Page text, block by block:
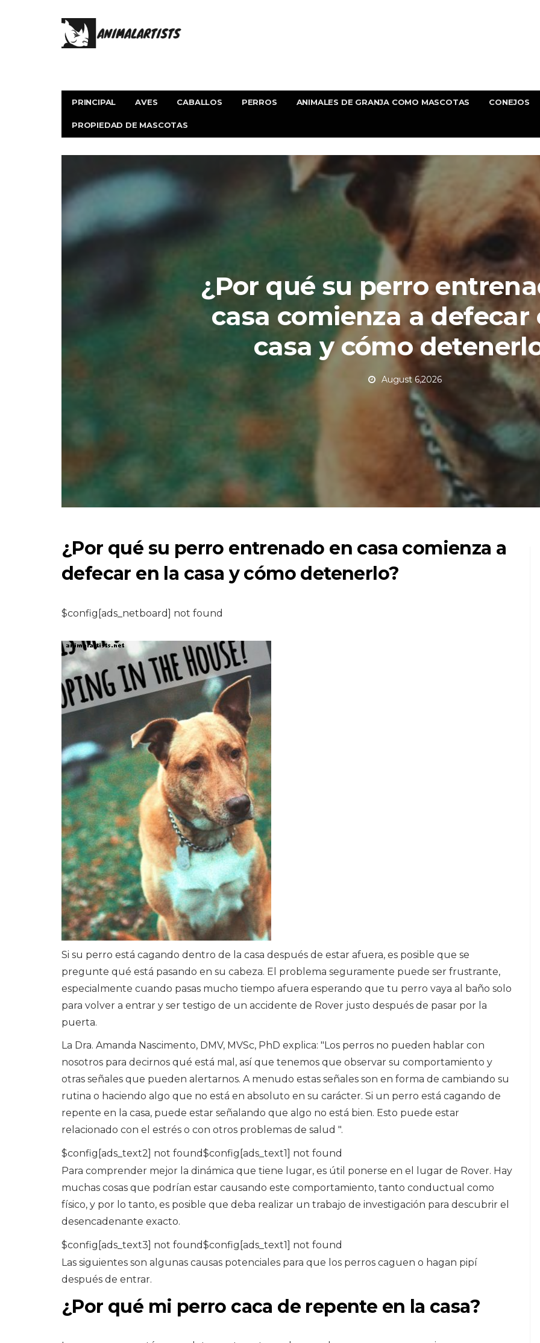
PRINCIPAL AVES CABALLOS PERROS ANIMALES DE GRANJA COMO MASCOTAS CONEJOS
PROPIEDAD DE MASCOTAS
¿Por qué su perro
casa comienza a defecar
casa y cómo
August 6,2026
¿Por qué su perro entrenado en casa comienza a
defecar en la casa y cómo detenerlo?
$config[ads_netboard] not found
Si su perro está cagando dentro de la casa después de estar afuera, es posible que se
pregunte qué está pasando en su cabeza. El problema seguramente puede ser frustrante,
especialmente cuando pasas mucho tiempo afuera esperando que tu perro vaya al baño solo
para volver a entrar y ser testigo de un accidente de Rover justo después de pasar por la
puerta.
La Dra. Amanda Nascimento, DMV, MVSc, PhD explica: "Los perros no pueden hablar con
nosotros para decirnos qué está mal, así que tenemos que observar su comportamiento y
otras señales que pueden alertarnos. A menudo estas señales son en forma de cambiando su
rutina o haciendo algo que no está en absoluto en su carácter. Si un perro está cagando de
repente en la casa, puede estar señalando que algo no está bien. Esto puede estar
relacionado con el estrés o con otros problemas de salud ".
$config[ads_text2] not found$config[ads_text1] not found
Para comprender mejor la dinámica que tiene lugar, es útil ponerse en el lugar de Rover. Hay
muchas cosas que podrían estar causando este comportamiento, tanto conductual como
físico, y por lo tanto, es posible que deba realizar un trabajo de investigación para descubrir el
desencadenante exacto.
$config[ads_text3] not found$config[ads_text1] not found
Las siguientes son algunas causas potenciales para que los perros caguen o hagan pipí
después de entrar.
¿Por qué mi perro caca de repente en la casa?
Ball Pythons en la
naturaleza: hábitat,
dieta y
comportamiento
6,2026